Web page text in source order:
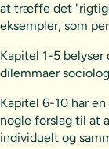
at træffe det
eksempler, som
Kapitel 1-5
dilemmaer
Kapitel 6-10 har
nogle forslag til at
individuelt og